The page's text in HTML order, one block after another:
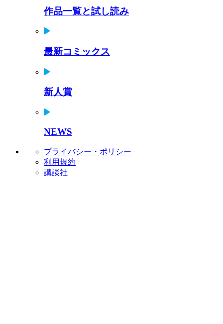
作品一覧と試し読み
最新コミックス
新人賞
NEWS
プライバシー・ポリシー
利用規約
講談社